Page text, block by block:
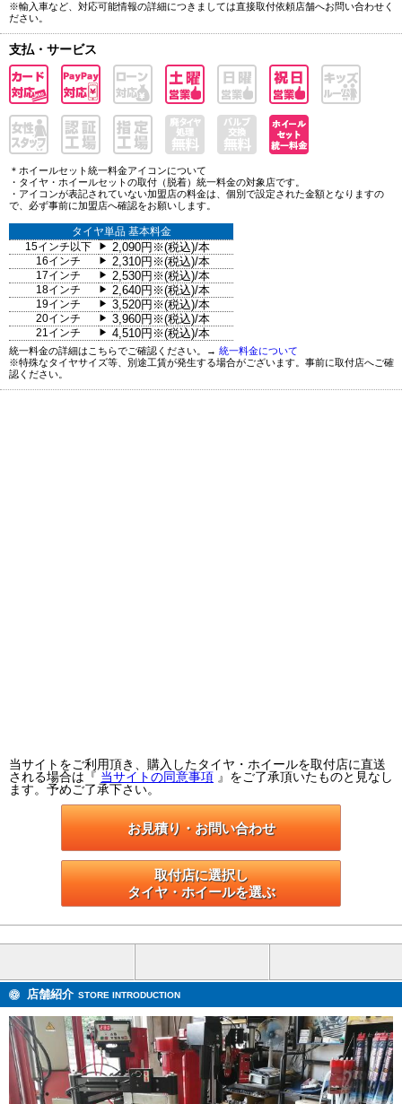
※輸入車など、対応可能情報の詳細につきましては直接取付依頼店舗へお問い合わせく
ださい。
支払・サービス
＊ホイールセット統一料金アイコンについて
・タイヤ・ホイールセットの取付（脱着）統一料金の対象店です。
・アイコンが表記されていない加盟店の料金は、個別で設定された金額となりますの
で、必ず事前に加盟店へ確認をお願いします。
タイヤ単品 基本料金
15インチ以下
▶ 2,090円※(税込)/本
16インチ ▶ 2,310円※(税込)/本
17インチ ▶ 2,530円※(税込)/本
18インチ ▶ 2,640円※(税込)/本
19インチ ▶ 3,520円※(税込)/本
20インチ ▶ 3,960円※(税込)/本
21インチ ▶ 4,510円※(税込)/本
統一料金の詳細はこちらでご確認ください。→ 統一料金について
※特殊なタイヤサイズ等、別途工賃が発生する場合がございます。事前に取付店へご確
認ください。
当サイトをご利用頂き、購入したタイヤ・ホイールを取付店に直送
される場合は『 当サイトの同意事項 』をご了承頂いたものと見なし
ます。予めご了承下さい。
お見積り・お問い合わせ
取付店に選択し
タイヤ・ホイールを選ぶ
店舗紹介 STORE INTRODUCTION